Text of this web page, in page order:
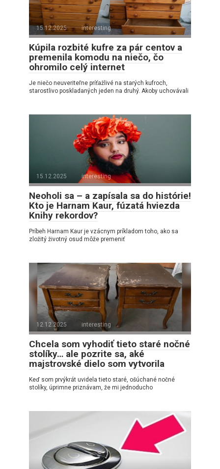
15.12.2025 interesting
Kúpila rozbité kufre za pár centov a
premenila komodu na niečo, čo
ohromilo celý internet
Je niečo neuveriteľne príťažlivé na starých kufroch,
starostlivo poskladaných jeden na druhý. Akoby uchovávali
15.12.2025 interesting
Neoholi sa – a zapísala sa do histórie!
Kto je Harnam Kaur, fúzatá hviezda
Knihy rekordov?
Príbeh Harnam Kaur je vzácnym príkladom toho, ako sa
zložitý životný osud môže premeniť
12.12.2025 interesting
Chcela som vyhodiť tieto staré nočné
stolíky… ale pozrite sa, aké
majstrovské dielo som vytvorila
Keď som prvýkrát uvidela tieto staré, ošúchané nočné
stolíky, úprimne priznávam, že mi jednoducho